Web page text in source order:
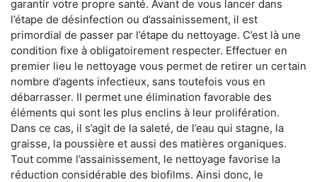
garantir votre propre santé. Avant de vous lancer dans
l’étape de désinfection ou d’assainissement, il est
primordial de passer par l’étape du nettoyage. C’est là une
condition fixe à obligatoirement respecter. Effectuer en
premier lieu le nettoyage vous permet de retirer un certain
nombre d’agents infectieux, sans toutefois vous en
débarrasser. Il permet une élimination favorable des
éléments qui sont les plus enclins à leur prolifération.
Dans ce cas, il s’agit de la saleté, de l’eau qui stagne, la
graisse, la poussière et aussi des matières organiques.
Tout comme l’assainissement, le nettoyage favorise la
réduction considérable des biofilms. Ainsi donc, le